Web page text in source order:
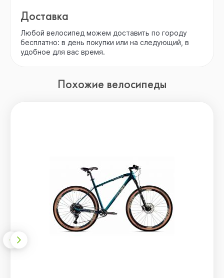
Доставка
Любой велосипед можем доставить по городу
бесплатно: в день покупки или на следующий, в
удобное для вас время.
Похожие велосипеды